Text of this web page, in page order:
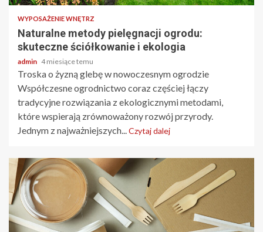
WYPOSAŻENIE WNĘTRZ
Naturalne metody pielęgnacji ogrodu:
skuteczne ściółkowanie i ekologia
admin 4 miesiące temu
Troska o żyzną glebę w nowoczesnym ogrodzie
Współczesne ogrodnictwo coraz częściej łączy
tradycyjne rozwiązania z ekologicznymi metodami,
które wspierają zrównoważony rozwój przyrody.
Jednym z najważniejszych...Czytaj dalej